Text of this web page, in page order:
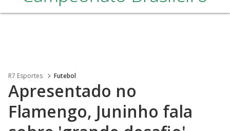
R7 Esportes Futebol
Apresentado no
Flamengo, Juninho fala